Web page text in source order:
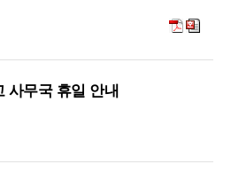
사무국 휴일 안내